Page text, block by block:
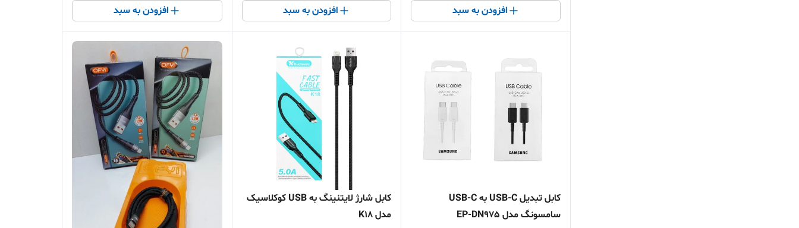
افزودن به سبد افزودن به سبد افزودن به سبد
کابل تبدیل USB-C به USB-C
سامسونگ مدل EP-DN975
کابل شارژ لایتنینگ به USB کوکلاسیک
مدل K18